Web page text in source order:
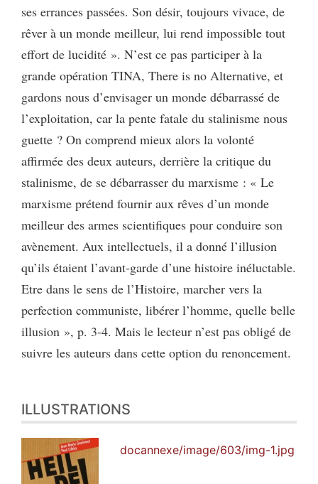
ses errances passées. Son désir, toujours vivace, de
rêver à un monde meilleur, lui rend impossible tout
effort de lucidité ». N’est ce pas participer à la
grande opération TINA, There is no Alternative, et
gardons nous d’envisager un monde débarrassé de
l’exploitation, car la pente fatale du stalinisme nous
guette ? On comprend mieux alors la volonté
affirmée des deux auteurs, derrière la critique du
stalinisme, de se débarrasser du marxisme : « Le
marxisme prétend fournir aux rêves d’un monde
meilleur des armes scientifiques pour conduire son
avènement. Aux intellectuels, il a donné l’illusion
qu’ils étaient l’avant-garde d’une histoire inéluctable.
Etre dans le sens de l’Histoire, marcher vers la
perfection communiste, libérer l’homme, quelle belle
illusion », p. 3-4. Mais le lecteur n’est pas obligé de
suivre les auteurs dans cette option du renoncement.
ILLUSTRATIONS
docannexe/image/603/img-1.jpg